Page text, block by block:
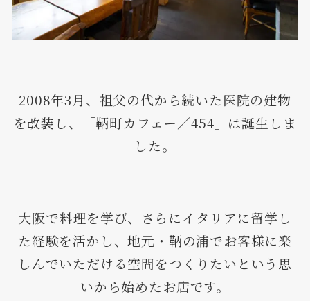
2008年3月、祖父の代から続いた医院の建物
を改装し、「鞆町カフェー／454」は誕生しま
した。
大阪で料理を学び、さらにイタリアに留学し
た経験を活かし、地元・鞆の浦でお客様に楽
しんでいただける空間をつくりたいという思
いから始めたお店です。